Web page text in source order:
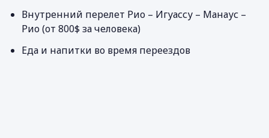
Внутренний перелет Рио – Игуассу – Манаус –
Рио (от 800$ за человека)
Еда и напитки во время переездов